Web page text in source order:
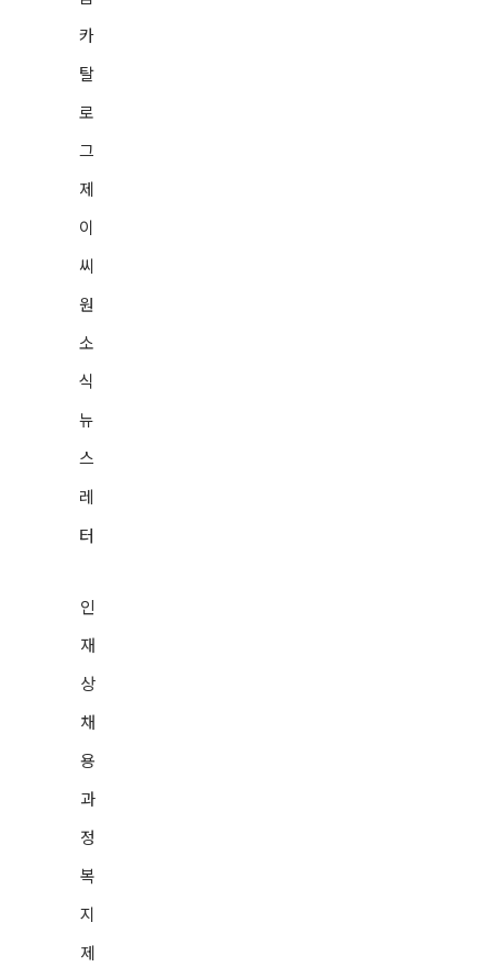
카
탈
로
그
제
이
씨
원
소
식
뉴
스
레
터
인
재
상
채
용
과
정
복
지
제